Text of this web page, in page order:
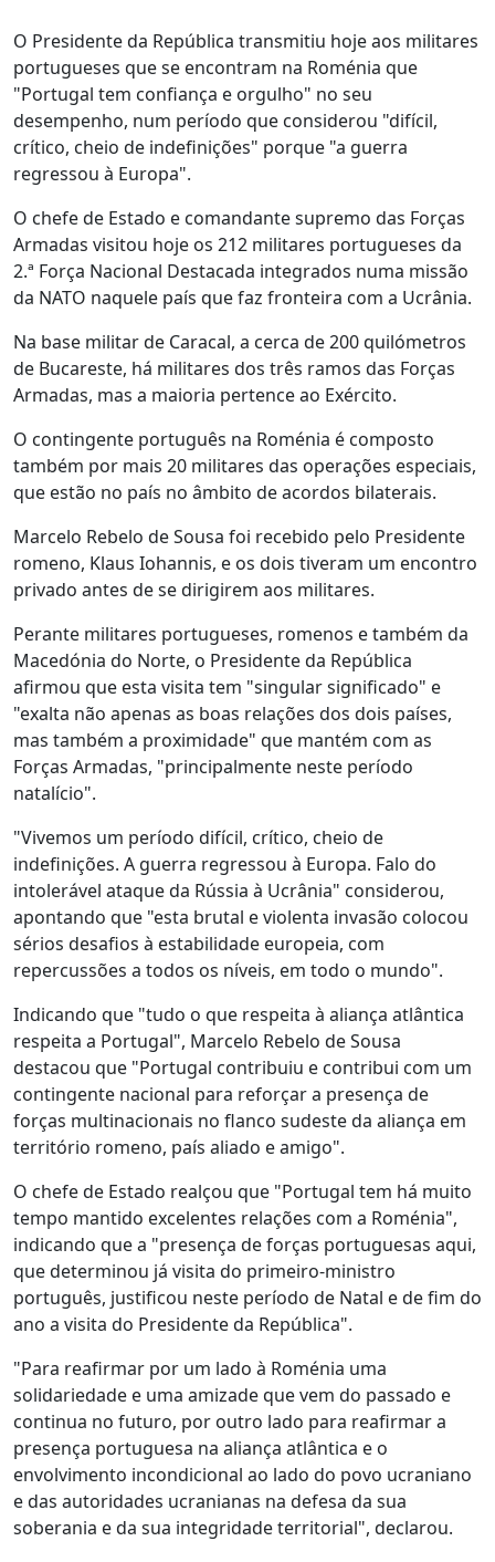
O Presidente da República transmitiu hoje aos militares
portugueses que se encontram na Roménia que
"Portugal tem confiança e orgulho" no seu
desempenho, num período que considerou "difícil,
crítico, cheio de indefinições" porque "a guerra
regressou à Europa".
O chefe de Estado e comandante supremo das Forças
Armadas visitou hoje os 212 militares portugueses da
2.ª Força Nacional Destacada integrados numa missão
da NATO naquele país que faz fronteira com a Ucrânia.
Na base militar de Caracal, a cerca de 200 quilómetros
de Bucareste, há militares dos três ramos das Forças
Armadas, mas a maioria pertence ao Exército.
O contingente português na Roménia é composto
também por mais 20 militares das operações especiais,
que estão no país no âmbito de acordos bilaterais.
Marcelo Rebelo de Sousa foi recebido pelo Presidente
romeno, Klaus Iohannis, e os dois tiveram um encontro
privado antes de se dirigirem aos militares.
Perante militares portugueses, romenos e também da
Macedónia do Norte, o Presidente da República
afirmou que esta visita tem "singular significado" e
"exalta não apenas as boas relações dos dois países,
mas também a proximidade" que mantém com as
Forças Armadas, "principalmente neste período
natalício".
"Vivemos um período difícil, crítico, cheio de
indefinições. A guerra regressou à Europa. Falo do
intolerável ataque da Rússia à Ucrânia" considerou,
apontando que "esta brutal e violenta invasão colocou
sérios desafios à estabilidade europeia, com
repercussões a todos os níveis, em todo o mundo".
Indicando que "tudo o que respeita à aliança atlântica
respeita a Portugal", Marcelo Rebelo de Sousa
destacou que "Portugal contribuiu e contribui com um
contingente nacional para reforçar a presença de
forças multinacionais no flanco sudeste da aliança em
território romeno, país aliado e amigo".
O chefe de Estado realçou que "Portugal tem há muito
tempo mantido excelentes relações com a Roménia",
indicando que a "presença de forças portuguesas aqui,
que determinou já visita do primeiro-ministro
português, justificou neste período de Natal e de fim do
ano a visita do Presidente da República".
"Para reafirmar por um lado à Roménia uma
solidariedade e uma amizade que vem do passado e
continua no futuro, por outro lado para reafirmar a
presença portuguesa na aliança atlântica e o
envolvimento incondicional ao lado do povo ucraniano
e das autoridades ucranianas na defesa da sua
soberania e da sua integridade territorial", declarou.